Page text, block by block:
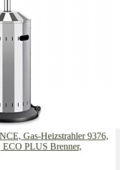
Gas-Heizstrahler 9376,
ECO PLUS Brenner,